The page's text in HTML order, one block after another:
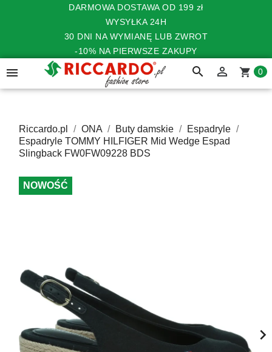
DARMOWA DOSTAWA OD 199 zł
WYSYŁKA 24H
30 DNI NA WYMIANĘ LUB ZWROT
-10% NA PIERWSZE ZAKUPY
 search  shopping_cart 0
Riccardo.pl ONA Buty damskie
Espadryle
Espadryle TOMMY HILFIGER Mid Wedge Espad
Slingback FW0FW09228 BDS
NOWOŚĆ
